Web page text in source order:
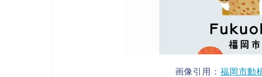
画像引用： 福岡市動